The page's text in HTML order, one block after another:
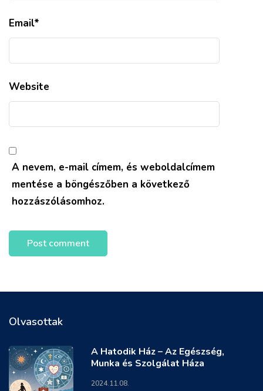
Email*
Website
A nevem, e-mail címem, és weboldalcímem
mentése a böngészőben a következő
hozzászólásomhoz.
Olvasottak
A Hatodik Ház – Az Egészség,
Munka és Szolgálat Háza
2024.11.08.